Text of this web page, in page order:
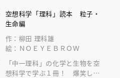
空想科学「理科」読本 粒子・
生命編
作：柳田 理科雄
絵：ＮＯＥＹＥＢＲＯＷ
「中一理科」の化学と生物を空
想科学で学ぶ１冊！ 爆笑しな